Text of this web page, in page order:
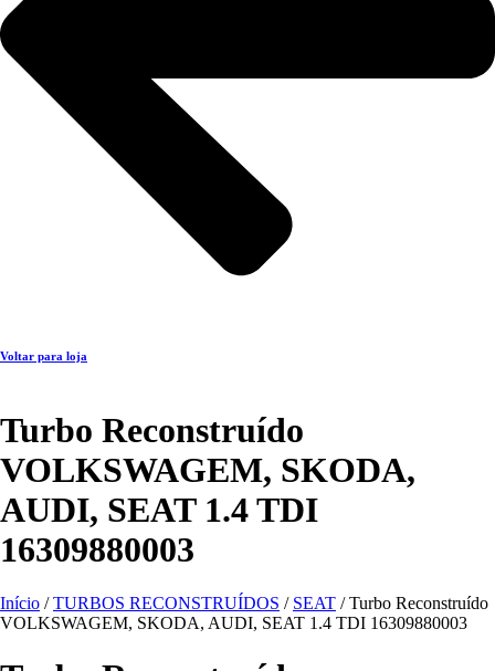
Voltar para loja
Turbo Reconstruído
VOLKSWAGEM, SKODA,
AUDI, SEAT 1.4 TDI
16309880003
Início /TURBOS RECONSTRUÍDOS / SEAT / Turbo Reconstruído
VOLKSWAGEM, SKODA, AUDI, SEAT 1.4 TDI 16309880003